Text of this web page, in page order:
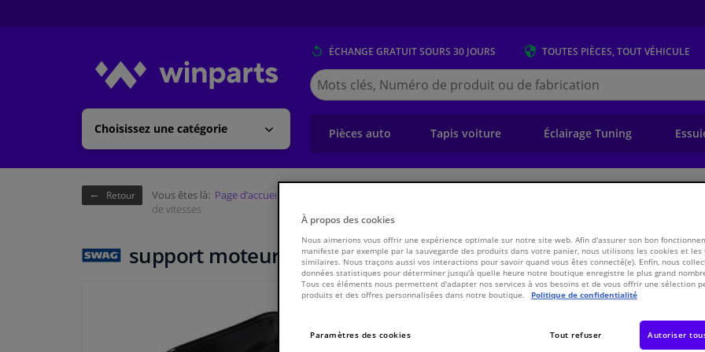
Choisissez une catégorie
ÉCHANGE GRATUITSOURS 30 JOURS TOUTES PIÈCES, TOUT VÉHICULE
Chercher
Winparts.be
(Wallonie)
Pièces auto Tapis voiture Éclairage Tuning
Retour Vous êtes là: Page d’accueil
de vitesses
support moteur/boîte de vitesses
€ 33,
Voir les
À propos des cookies
Nous aimerions vous offrir une expérience optimale sur notre site web. Afin d'assurer son bon
manifeste par exemple par la sauvegarde des produits dans votre panier, nous utilisons les cookies et les
similaires. Nous traçons aussi vos interactions pour savoir quand vous êtes connecté(e). Enfin, nous
données statistiques pour déterminer jusqu'à quelle heure notre boutique enregistre le plus grand
Tous ces éléments nous permettent d'adapter nos services à vos besoins et de vous offrir une sélection
produits et des offres personnalisées dans notre boutique.
Politique de confidentialité
Paramètres des cookies Tout refuser Autoriser